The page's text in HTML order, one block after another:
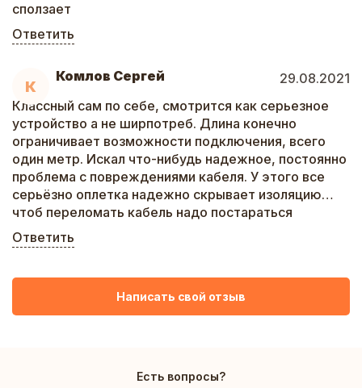
сползает
Ответить
К
Комлов Сергей
29.08.2021
Классный сам по себе, смотрится как серьезное
устройство а не ширпотреб. Длина конечно
ограничивает возможности подключения, всего
один метр. Искал что-нибудь надежное, постоянно
проблема с повреждениями кабеля. У этого все
серьёзно оплетка надежно скрывает изоляцию…
чтоб переломать кабель надо постараться
Ответить
Написать свой отзыв
Есть вопросы?